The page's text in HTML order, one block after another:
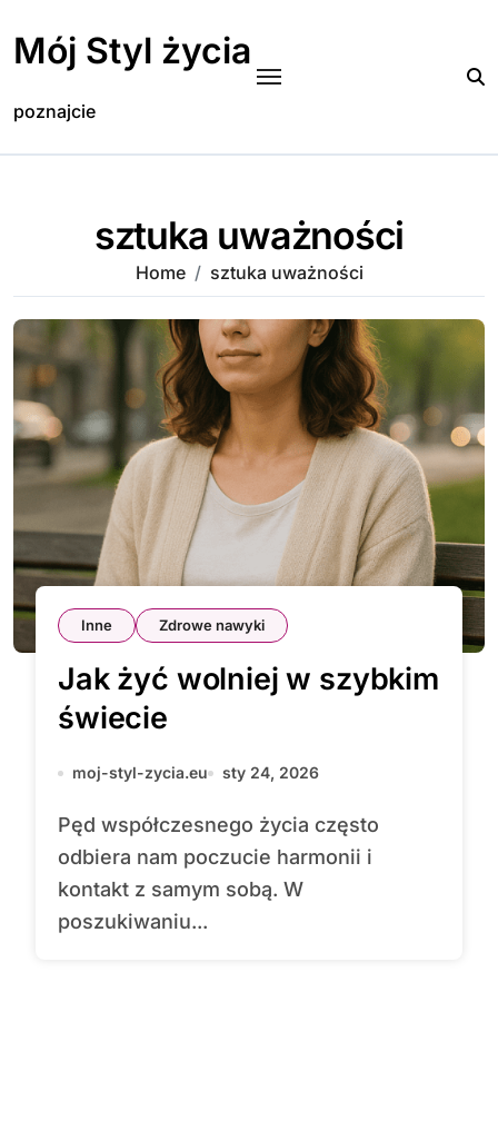
content
Mój Styl życia
poznajcie
sztuka uważności
Home sztuka uważności
Inne Zdrowe nawyki
Jak żyć wolniej w szybkim
świecie
moj-styl-zycia.eu sty 24, 2026
Pęd współczesnego życia często
odbiera nam poczucie harmonii i
kontakt z samym sobą. W
poszukiwaniu...